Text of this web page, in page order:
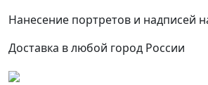
Нанесение портретов и надписей
Доставка в любой город России